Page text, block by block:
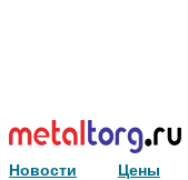
Новости Цены